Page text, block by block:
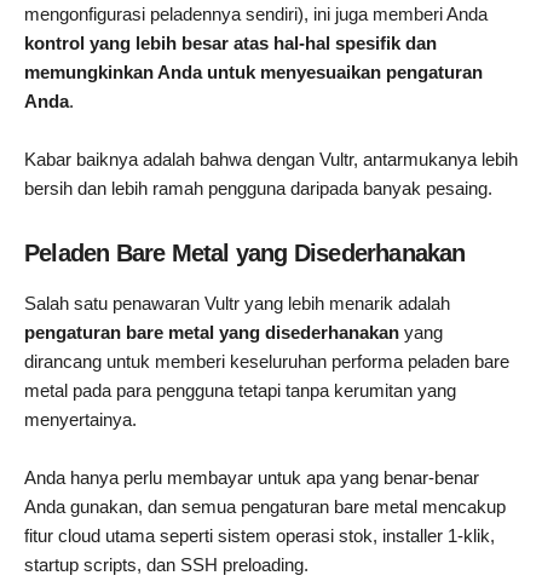
mengonfigurasi peladennya sendiri), ini juga memberi Anda
kontrol yang lebih besar atas hal-hal spesifik dan
memungkinkan Anda untuk menyesuaikan pengaturan
Anda.
Kabar baiknya adalah bahwa dengan Vultr, antarmukanya lebih
bersih dan lebih ramah pengguna daripada banyak pesaing.
Peladen Bare Metal yang Disederhanakan
Salah satu penawaran Vultr yang lebih menarik adalah
pengaturan bare metal yang disederhanakan yang
dirancang untuk memberi keseluruhan performa peladen bare
metal pada para pengguna tetapi tanpa kerumitan yang
menyertainya.
Anda hanya perlu membayar untuk apa yang benar-benar
Anda gunakan, dan semua pengaturan bare metal mencakup
fitur cloud utama seperti sistem operasi stok, installer 1-klik,
startup scripts, dan SSH preloading.